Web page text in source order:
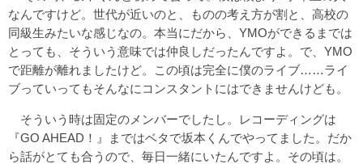
なんですけど。世代が近いのと、ものの考え方が割と、高校の
同級生みたいな感じなの。本当にだから、YMOができるまでは
とっても、そういう意味では仲良しだったんですよ。で、YMO
で距離が離れましたけど。この頃は完全に僕のライブ……ライ
ブっていってもそんなにコンスタントにはできませんけども。
そういう時は固定のメンバーでしたし。レコーディングは
『GO AHEAD！』まではベタで坂本くんでやってました。だか
ら話がとても合うので、毎日一緒にいたんですよ。その頃は。